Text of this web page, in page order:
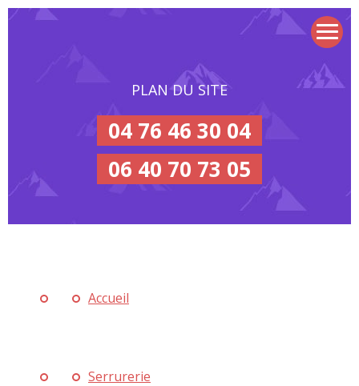
PLAN DU SITE
04 76 46 30 04
06 40 70 73 05
Accueil
Serrurerie